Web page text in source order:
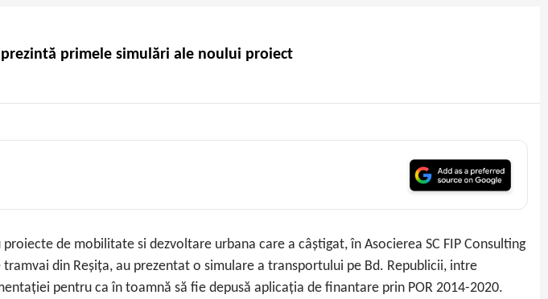
primele simulări ale noului proiect
de mobilitate si dezvoltare urbana care a câștigat, în Asocierea SC FIP Consulting
din Reșița, au prezentat o simulare a transportului pe Bd. Republicii, intre
pentru ca în toamnă să fie depusă aplicația de finantare prin POR 2014-2020.